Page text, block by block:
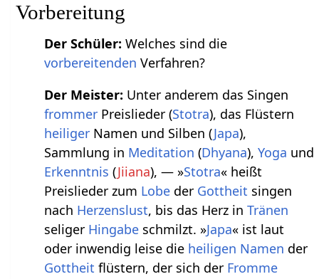
Vorbereitung
Der Schüler: Welches sind die
vorbereitenden Verfahren?
Der Meister: Unter anderem das Singen
frommer Preislieder (Stotra), das Flüstern
heiliger Namen und Silben (Japa),
Sammlung in Meditation (Dhyana),Yoga und
Erkenntnis (Jiiana), — »Stotra« heißt
Preislieder zum Lobe der Gottheit singen
nach Herzenslust, bis das Herz inTränen
seliger Hingabe schmilzt. »Japa« ist laut
oder inwendig leise die heiligen Namen der
Gottheit flüstern, der sich der Fromme